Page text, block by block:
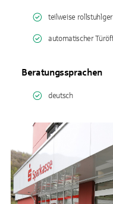
teilweise
automatischer
Beratungssprachen
deutsch